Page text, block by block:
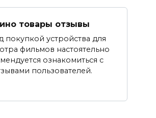
товары отзывы
покупкой устройства для
фильмов настоятельно
ознакомиться с
пользователей.